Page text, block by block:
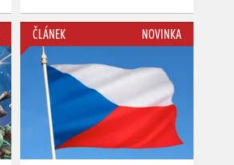
ČLÁNEK NOVINKA